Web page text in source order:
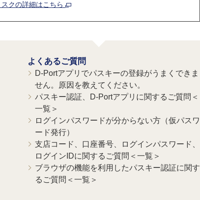
クの詳細はこちら
よくあるご質問
D-Portアプリでパスキーの登録がうまくできま
せん。原因を教えてください。
パスキー認証、D-Portアプリに関するご質問＜
一覧＞
ログインパスワードが分からない方（仮パスワ
ード発行）
支店コード、口座番号、ログインパスワード、
ログインIDに関するご質問＜一覧＞
ブラウザの機能を利用したパスキー認証に関す
るご質問＜一覧＞